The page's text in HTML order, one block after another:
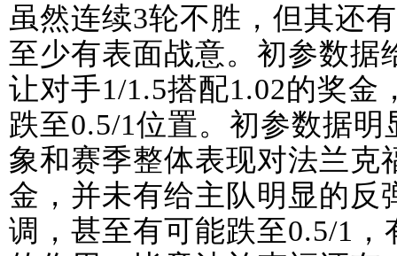
虽然连续3轮不胜，但其还
至少有表面战意。初参数据
让对手1/1.5搭配1.02的奖
跌至0.5/1位置。初参数据
象和赛季整体表现对法兰克
金，并未有给主队明显的反
调，甚至有可能跌至0.5/1